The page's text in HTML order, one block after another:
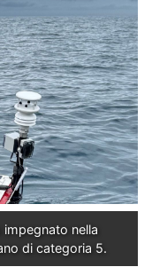
nella
di categoria 5.